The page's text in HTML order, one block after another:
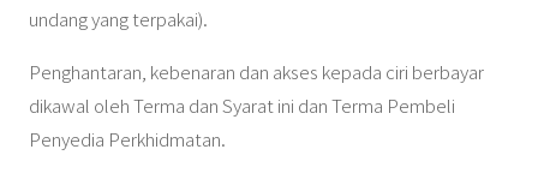
undang yang terpakai).
Penghantaran, kebenaran dan akses kepada ciri berbayar
dikawal oleh Terma dan Syarat ini dan Terma Pembeli
Penyedia Perkhidmatan.